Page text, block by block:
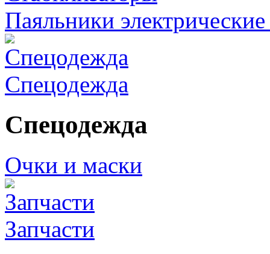
Паяльники
Спецодежда
Спецодежда
Очки и маски
Запчасти